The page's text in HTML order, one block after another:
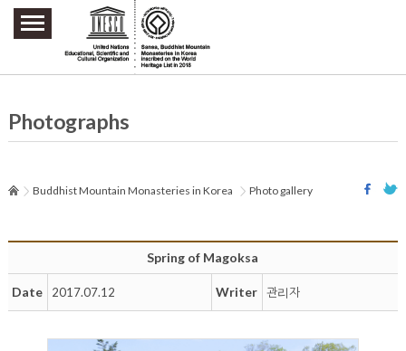
주요메뉴 바로가기
본문 바로가기
하단메뉴 바로가기
Photographs
Buddhist Mountain Monasteries in Korea Photo gallery
Spring of Magoksa
Date 2017.07.12 Writer 관리자